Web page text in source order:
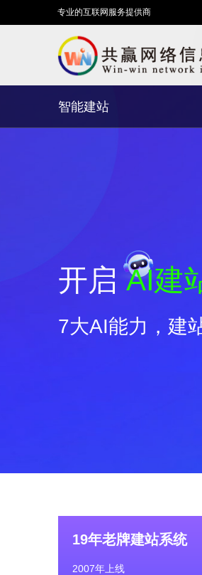
专业的互联网服务提供商
智能建站
开启 AI建
7大AI能力，建
19年老牌建站系统
2007年上线